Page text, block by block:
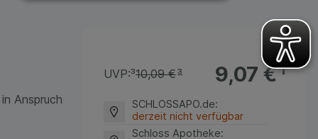
Anspruch
9,07 €¹
UVP:³10,09 €³
SCHLOSSAPO.de:
derzeit nicht verfügbar
Schloss Apotheke: